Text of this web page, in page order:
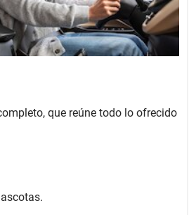
que reúne todo lo ofrecido